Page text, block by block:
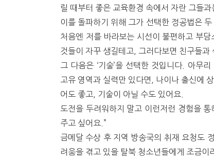
릴 때부터 좋은 교육환경 속에서 자란 그들
이를 돌파하기 위해 그가 선택한 정공법은
처음엔 저를 바라보는 시선이 불편하고 부
것들이 자꾸 생길테고, 그러다보면 친구들과
그 다음은 ‘기술’을 선택한 것입니다. 아무
고유 영역과 실력만 있다면, 나이나 출신에
어도 좋고, 기술이 아닐 수도 있어요.
도전을 두려워하지 말고 이런저런 경험을
주고 싶어요.”
금메달 수상 후 지역 방송국의 취재 요청도
려움을 겪고 있을 탈북 청소년들에게 조금이